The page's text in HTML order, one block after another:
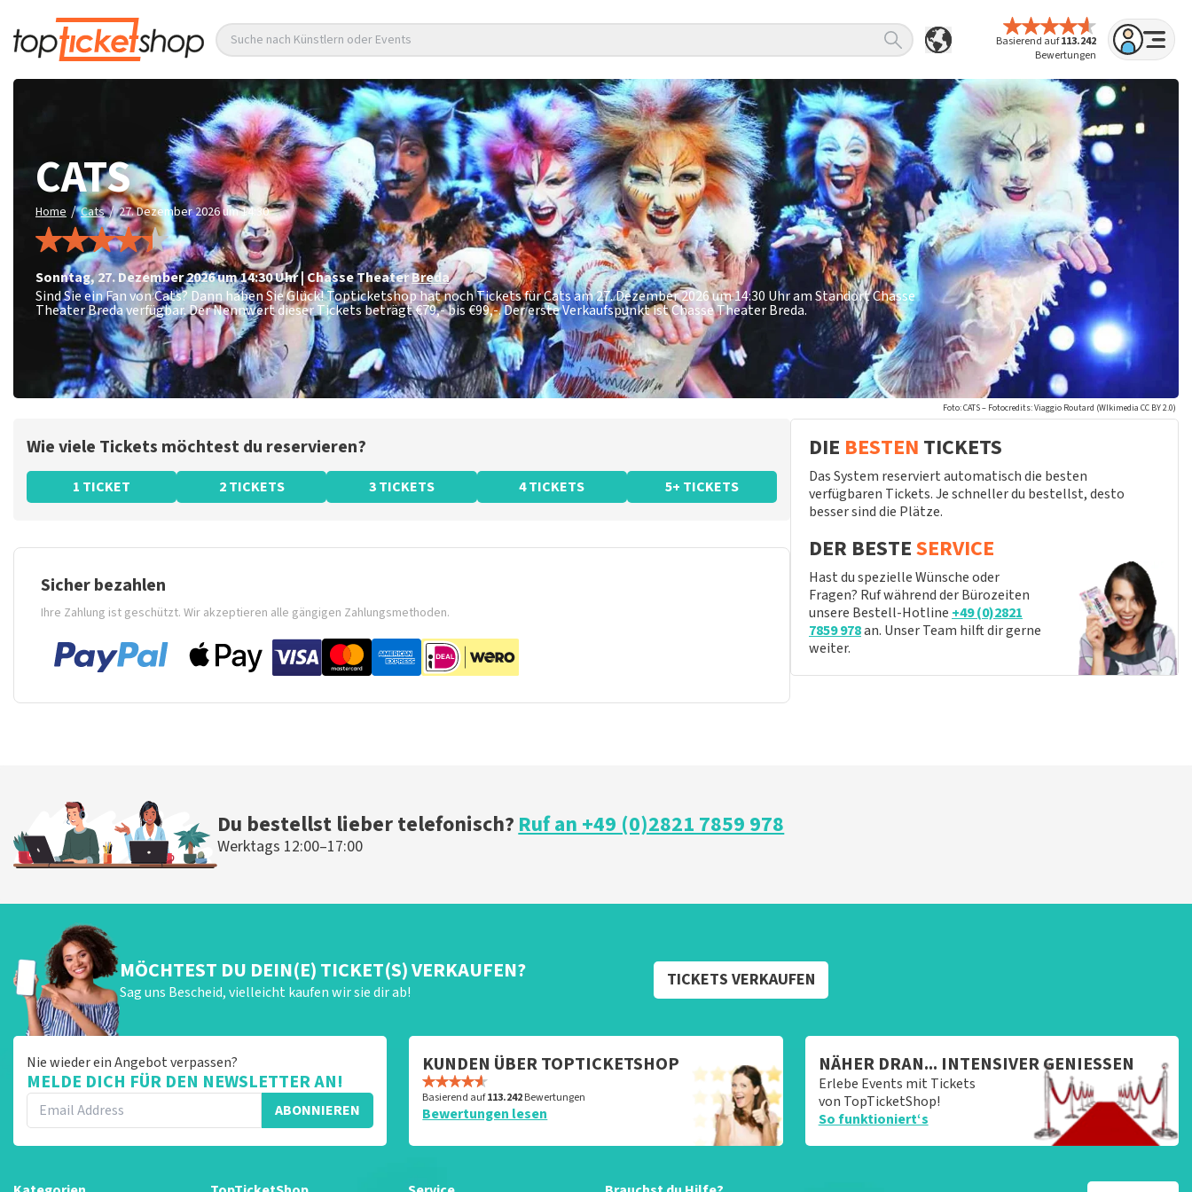
Basierend auf113.242
Bewertungen
Suche nach Künstlern oder Events
CATS
Home / Cats / 27. Dezember 2026 um 14:30
Sonntag,27. Dezember 2026 um 14:30Uhr|Chasse TheaterBreda
Sind Sie ein Fan von Cats? Dann haben Sie Glück! Topticketshop hat noch Tickets für Cats am 27. Dezember 2026 um 14:30 Uhr am Standort Chasse
Theater Breda verfügbar. Der Nennwert dieser Tickets beträgt€79,- bis €99,-. Der erste Verkaufspunkt ist Chasse Theater Breda.
Foto: CATS – Fotocredits: Viaggio Routard (WIkimedia CC BY 2.0)
Wie viele Tickets möchtest du reservieren?
1 TICKET 2 TICKETS 3 TICKETS 4 TICKETS 5+ TICKETS
Sicher bezahlen
Ihre Zahlung ist geschützt. Wir akzeptieren alle gängigen Zahlungsmethoden.
DIE BESTEN TICKETS
Das System reserviert automatisch die besten
verfügbaren Tickets. Je schneller du bestellst, desto
besser sind die Plätze.
DER BESTESERVICE
Hast du spezielle Wünsche oder
Fragen? Ruf während der Bürozeiten
unsere Bestell-Hotline +49 (0)2821
7859 978an. Unser Team hilft dir gerne
weiter.
Du bestellst lieber telefonisch?Ruf an +49 (0)2821 7859 978
Werktags 12:00–17:00
MÖCHTEST DU DEIN(E) TICKET(S) VERKAUFEN?
Sag uns Bescheid, vielleicht kaufen wir sie dir ab!
TICKETS VERKAUFEN
Nie wieder ein Angebot verpassen?
MELDE DICH FÜR DEN NEWSLETTER AN!
ABONNIEREN
KUNDEN ÜBER TOPTICKETSHOP
Basierend auf113.242Bewertungen
Bewertungen lesen
NÄHER DRAN... INTENSIVER GENIESSEN
Erlebe Events mit Tickets
von TopTicketShop!
So funktioniert‘s